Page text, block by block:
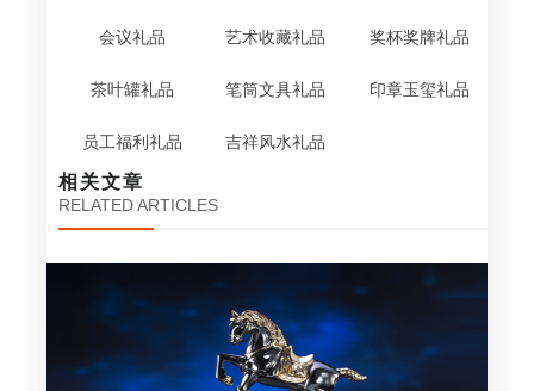
会议礼品 艺术收藏礼品 奖杯奖牌礼品
茶叶罐礼品 笔筒文具礼品 印章玉玺礼品
员工福利礼品 吉祥风水礼品
相关文章
RELATED ARTICLES